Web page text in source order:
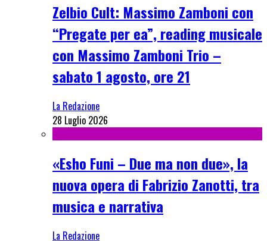
Zelbio Cult: Massimo Zamboni con
“Pregate per ea”, reading musicale
con Massimo Zamboni Trio –
sabato 1 agosto, ore 21
La Redazione
28 Luglio 2026
«Esho Funi – Due ma non due», la
nuova opera di Fabrizio Zanotti, tra
musica e narrativa
La Redazione